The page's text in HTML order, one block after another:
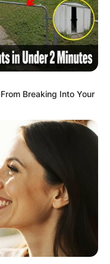
Breaking Into Your